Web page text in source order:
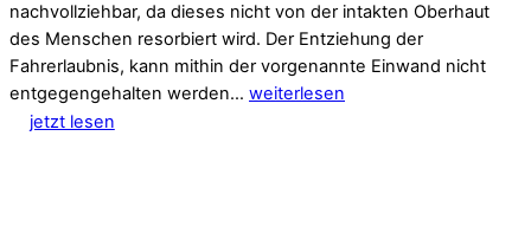
nachvollziehbar, da dieses nicht von der intakten Oberhaut
des Menschen resorbiert wird. Der Entziehung der
Fahrerlaubnis, kann mithin der vorgenannte Einwand nicht
entgegengehalten werden… weiterlesen
jetzt lesen